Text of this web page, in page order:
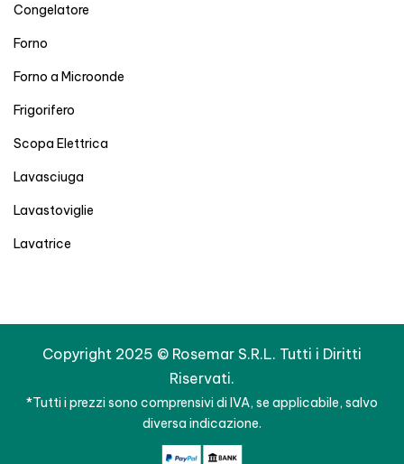
Congelatore
Forno
Forno a Microonde
Frigorifero
Scopa Elettrica
Lavasciuga
Lavastoviglie
Lavatrice
Copyright 2025 © Rosemar S.R.L. Tutti i Diritti
Riservati.
*Tutti i prezzi sono comprensivi di IVA, se applicabile, salvo
diversa indicazione.